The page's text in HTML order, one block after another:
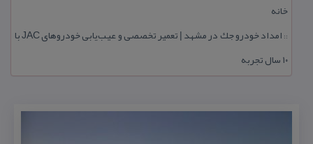
خانه
::
امداد خودرو جك در مشهد | تعمیر تخصصی و عیب‌یابی خودروهای JAC با
۱۰ سال تجربه